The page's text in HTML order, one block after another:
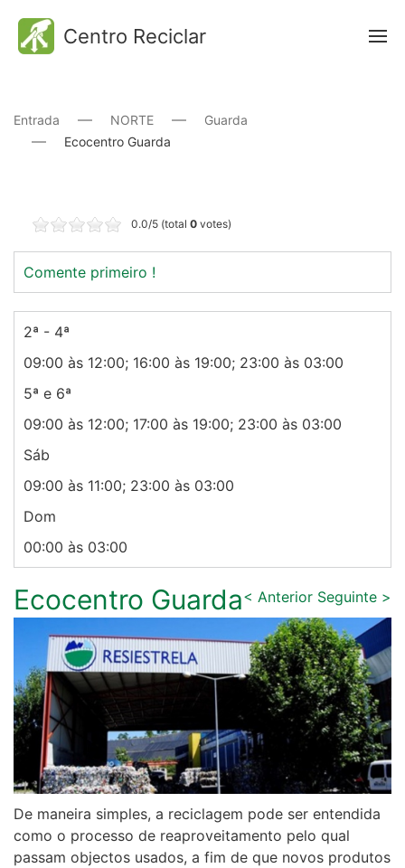
Centro Reciclar
Entrada NORTE
Guarda
Ecocentro Guarda
0.0/5 (total 0 votes)
Comente primeiro !
2ª - 4ª
09:00 às 12:00; 16:00 às 19:00; 23:00 às 03:00
5ª e 6ª
09:00 às 12:00; 17:00 às 19:00; 23:00 às 03:00
Sáb
09:00 às 11:00; 23:00 às 03:00
Dom
00:00 às 03:00
Ecocentro Guarda< Anterior Seguinte >
De maneira simples, a reciclagem pode ser entendida
como o processo de reaproveitamento pelo qual
passam objectos usados, a fim de que novos produtos